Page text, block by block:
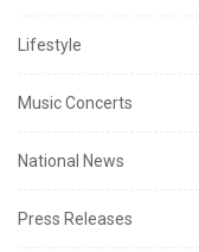
Lifestyle
Music Concerts
National News
Press Releases